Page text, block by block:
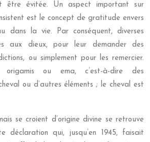
être évitée. Un aspect important sur
est le concept de gratitude envers
dans la vie. Par conséquent, diverses
aux dieux, pour leur demander des
ou simplement pour les remercier.
ou ema, c’est-à-dire des
ou d’autres éléments ; le cheval est
se croient d’origine divine se retrouve
déclaration qui, jusqu’en 1945, faisait